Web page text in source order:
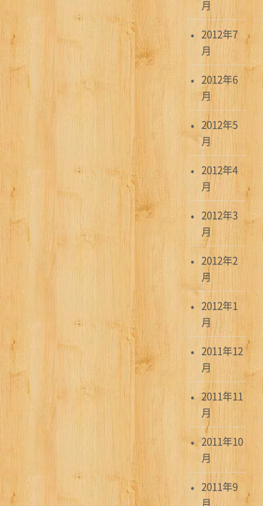
月
2012年7
月
2012年6
月
2012年5
月
2012年4
月
2012年3
月
2012年2
月
2012年1
月
2011年12
月
2011年11
月
2011年10
月
2011年9
月